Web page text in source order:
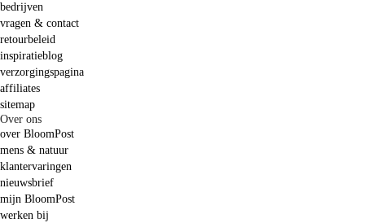
bedrijven
vragen & contact
retourbeleid
inspiratieblog
verzorgingspagina
affiliates
sitemap
Over ons
over BloomPost
mens & natuur
klantervaringen
nieuwsbrief
mijn BloomPost
werken bij